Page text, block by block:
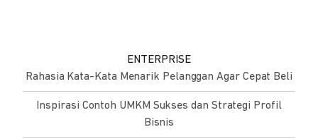
ENTERPRISE
Rahasia Kata-Kata Menarik Pelanggan Agar Cepat Beli
Inspirasi Contoh UMKM Sukses dan Strategi Profil
Bisnis